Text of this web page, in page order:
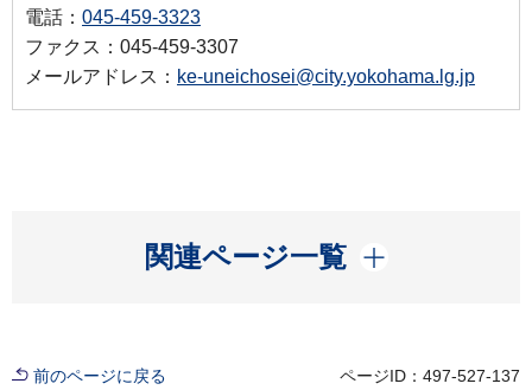
電話： 045-459-3323
ファクス：045-459-3307
メールアドレス： ke-uneichosei@city.yokohama.lg.jp
関連ページ一覧
開く
前のページに戻る ページID：497-527-137